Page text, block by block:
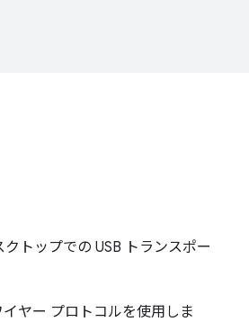
トップでの USB トランスポー
ヤー プロトコルを使用しま